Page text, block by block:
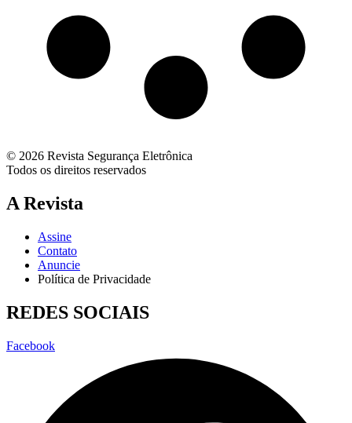
© 2026 Revista Segurança Eletrônica
Todos os direitos reservados
A Revista
Assine
Contato
Anuncie
Política de Privacidade
REDES SOCIAIS
Facebook